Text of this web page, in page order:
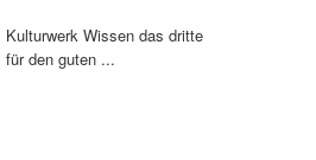
Wissen das dritte
den guten ...